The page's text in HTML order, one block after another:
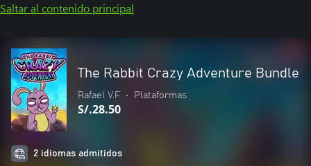
Saltar al contenido principal
The Rabbit Crazy Adventure Bundle
Rafael V.F • Plataformas
S/.28.50
2 idiomas admitidos